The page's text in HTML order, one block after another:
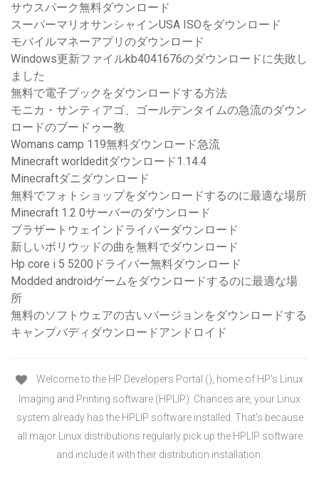
サウスパーク無料ダウンロード
スーパーマリオサンシャインUSA ISOをダウンロード
モバイルマネーアプリのダウンロード
Windows更新ファイルkb4041676のダウンロードに失敗し
ました
無料で電子ブックをダウンロードする方法
モニカ・サンティアゴ、ゴールデンタイムの急流のダウン
ロードのブードゥー教
Womans camp 119無料ダウンロード急流
Minecraft worldeditダウンロード1.14.4
Minecraftダニダウンロード
無料でフォトショップをダウンロードするのに最適な場所
Minecraft 1.2 0サーバーのダウンロード
ブラザートウェインドライバーダウンロード
新しいボリウッドの曲を無料でダウンロード
Hp core i 5 5200ドライバー無料ダウンロード
Modded androidゲームをダウンロードするのに最適な場
所
無料のソフトウェアの古いバージョンをダウンロードする
キャンプバディダウンロードアンドロイド
Welcome to the HP Developers Portal (), home of HP's Linux
Imaging and Printing software (HPLIP). Chances are, your Linux
system already has the HPLIP software installed. That's because
all major Linux distributions regularly pick up the HPLIP software
and include it with their distribution installation.